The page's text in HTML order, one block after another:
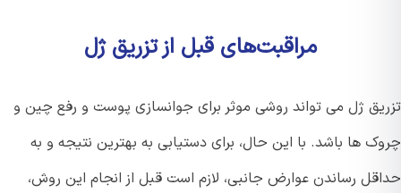
مراقبت‌های قبل از تزریق ژل
ژل می تواند روشی موثر برای جوانسازی پوست و رفع چین و
ها باشد. با این حال، برای دستیابی به بهترین نتیجه و به
رساندن عوارض جانبی، لازم است قبل از انجام این روش،